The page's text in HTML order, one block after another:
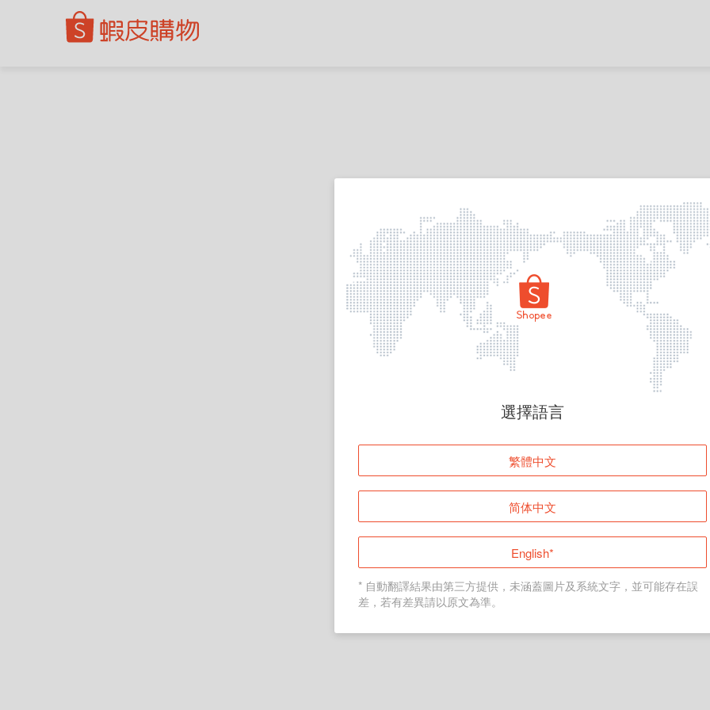
頁面無法顯示
登入
返回首頁
選擇語言
繁體中文
简体中文
English*
* 自動翻譯結果由第三方提供，未涵蓋圖片及系統文字，並可能存在誤
差，若有差異請以原文為準。